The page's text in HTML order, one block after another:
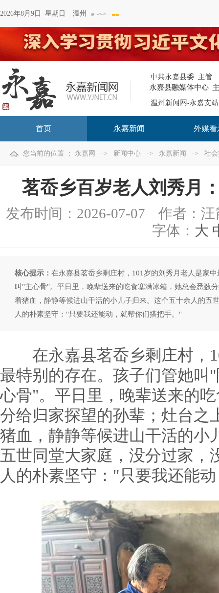
2026年8月9日 星期日 温州
首页 永嘉新闻 外媒看
您当前的位置 ： 永嘉网 -> 新闻中心 -> 永嘉新闻 -> 社
茗岙乡百岁老人刘秀月
发布时间： 2026-07-07
作者：汪
字体： 大
核心提示： 在永嘉县茗岙乡剩庄村，101岁的刘秀月老人是家
叫"主心骨"。平日里，晚辈送来的吃食塞满冰箱，她总会悉数
着猪血，静静等候进山干活的小儿子归来。这个五十余人的五
人的朴素坚守："只要我还能动，就帮你们搭把手。"
在永嘉县茗岙乡剩庄村，
最特别的存在。孩子们管她叫
心骨"。平日里，晚辈送来的
分给归家探望的孙辈；灶台之
猪血，静静等候进山干活的小
五世同堂大家庭，没分过家，
人的朴素坚守："只要我还能